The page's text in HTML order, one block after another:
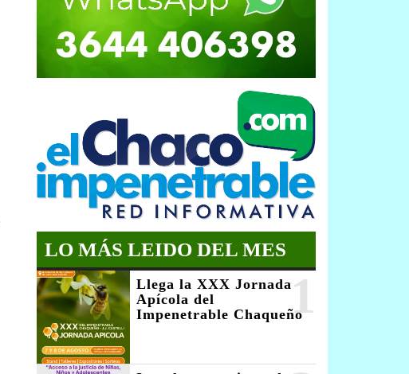
LO MÁS LEIDO DEL MES
1
Llega la XXX Jornada
Apícola del
Impenetrable Chaqueño